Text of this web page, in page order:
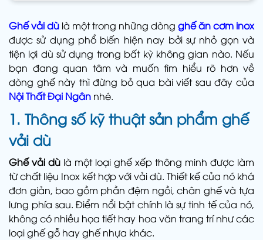
Ghế vải dù là một trong những dòng ghế ăn cơm inox
được sử dụng phổ biến hiện nay bởi sự nhỏ gọn và
tiện lợi dù sử dụng trong bất kỳ không gian nào. Nếu
bạn đang quan tâm và muốn tìm hiểu rõ hơn về
dòng ghế này thì đừng bỏ qua bài viết sau đây của
Nội Thất Đại Ngân nhé.
1. Thông số kỹ thuật sản phẩm ghế
vải dù
Ghế vải dù là một loại ghế xếp thông minh được làm
từ chất liệu Inox kết hợp với vải dù. Thiết kế của nó khá
đơn giản, bao gồm phần đệm ngồi, chân ghế và tựa
lưng phía sau. Điểm nổi bật chính là sự tinh tế của nó,
không có nhiều họa tiết hay hoa văn trang trí như các
loại ghế gỗ hay ghế nhựa khác.